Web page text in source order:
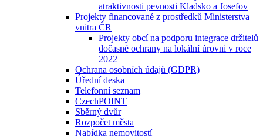
atraktivnosti pevnosti Kladsko a Josefov
Projekty financované z prostředků Ministerstva
vnitra ČR
Projekty obcí na podporu integrace držitelů
dočasné ochrany na lokální úrovni v roce
2022
Ochrana osobních údajů (GDPR)
Úřední deska
Telefonní seznam
CzechPOINT
Sběrný dvůr
Rozpočet města
Nabídka nemovitostí